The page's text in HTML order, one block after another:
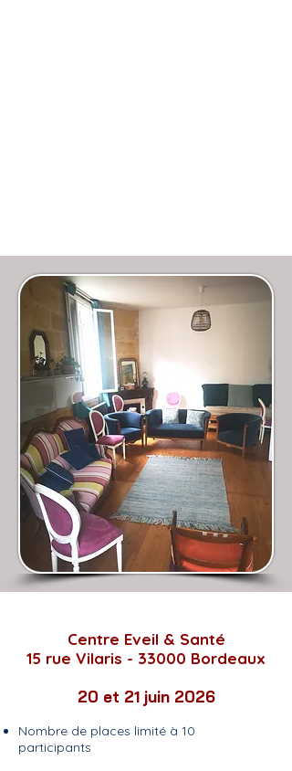
Centre Eveil & Santé
15 rue Vilaris - 33000 Bordeaux
20 et 21 juin 2026
Nombre de places limité à 10
participants